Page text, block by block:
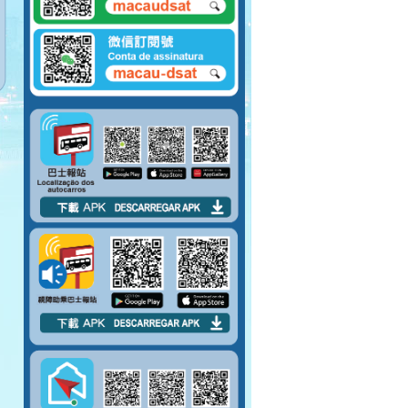
請排隊上車。 請勿將
腳踏到對面座位上。
請先包裹好易碎物品
才上車。
嚴禁在車廂內吸煙。
請勿攜帶大型物件上
巴士。
上車後請盡量行入車
廂中間。
巴士未停穩，請勿上
落車。
請於指定車門上落
車。
請勿阻塞行人通道。
請勿將身體任何部分